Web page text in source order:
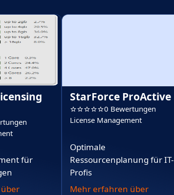
für
StarForce ProActive
0 Bewertungen
License Management
Optimale
Ressourcenplanung für IT-
Profis
Mehr erfahren über